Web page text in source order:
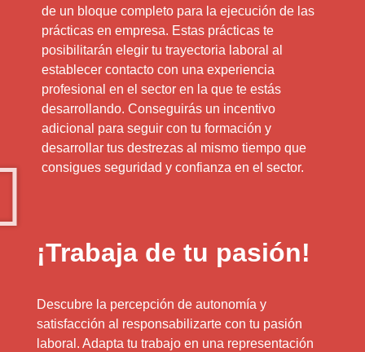
de un bloque completo para la ejecución de las
prácticas en empresa. Estas prácticas te
posibilitarán elegir tu trayectoria laboral al
establecer contacto con una experiencia
profesional en el sector en la que te estás
desarrollando. Conseguirás un incentivo
adicional para seguir con tu formación y
desarrollar tus destrezas al mismo tiempo que
consigues seguridad y confianza en el sector.
¡Trabaja de tu pasión!
Descubre la percepción de autonomía y
satisfacción al responsabilizarte con tu pasión
laboral. Adapta tu trabajo en una representación